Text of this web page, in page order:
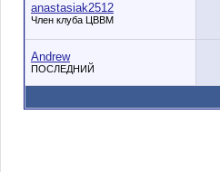
anastasiak2512
Член клуба ЦВВМ
Andrew
ПОСЛЕДНИЙ